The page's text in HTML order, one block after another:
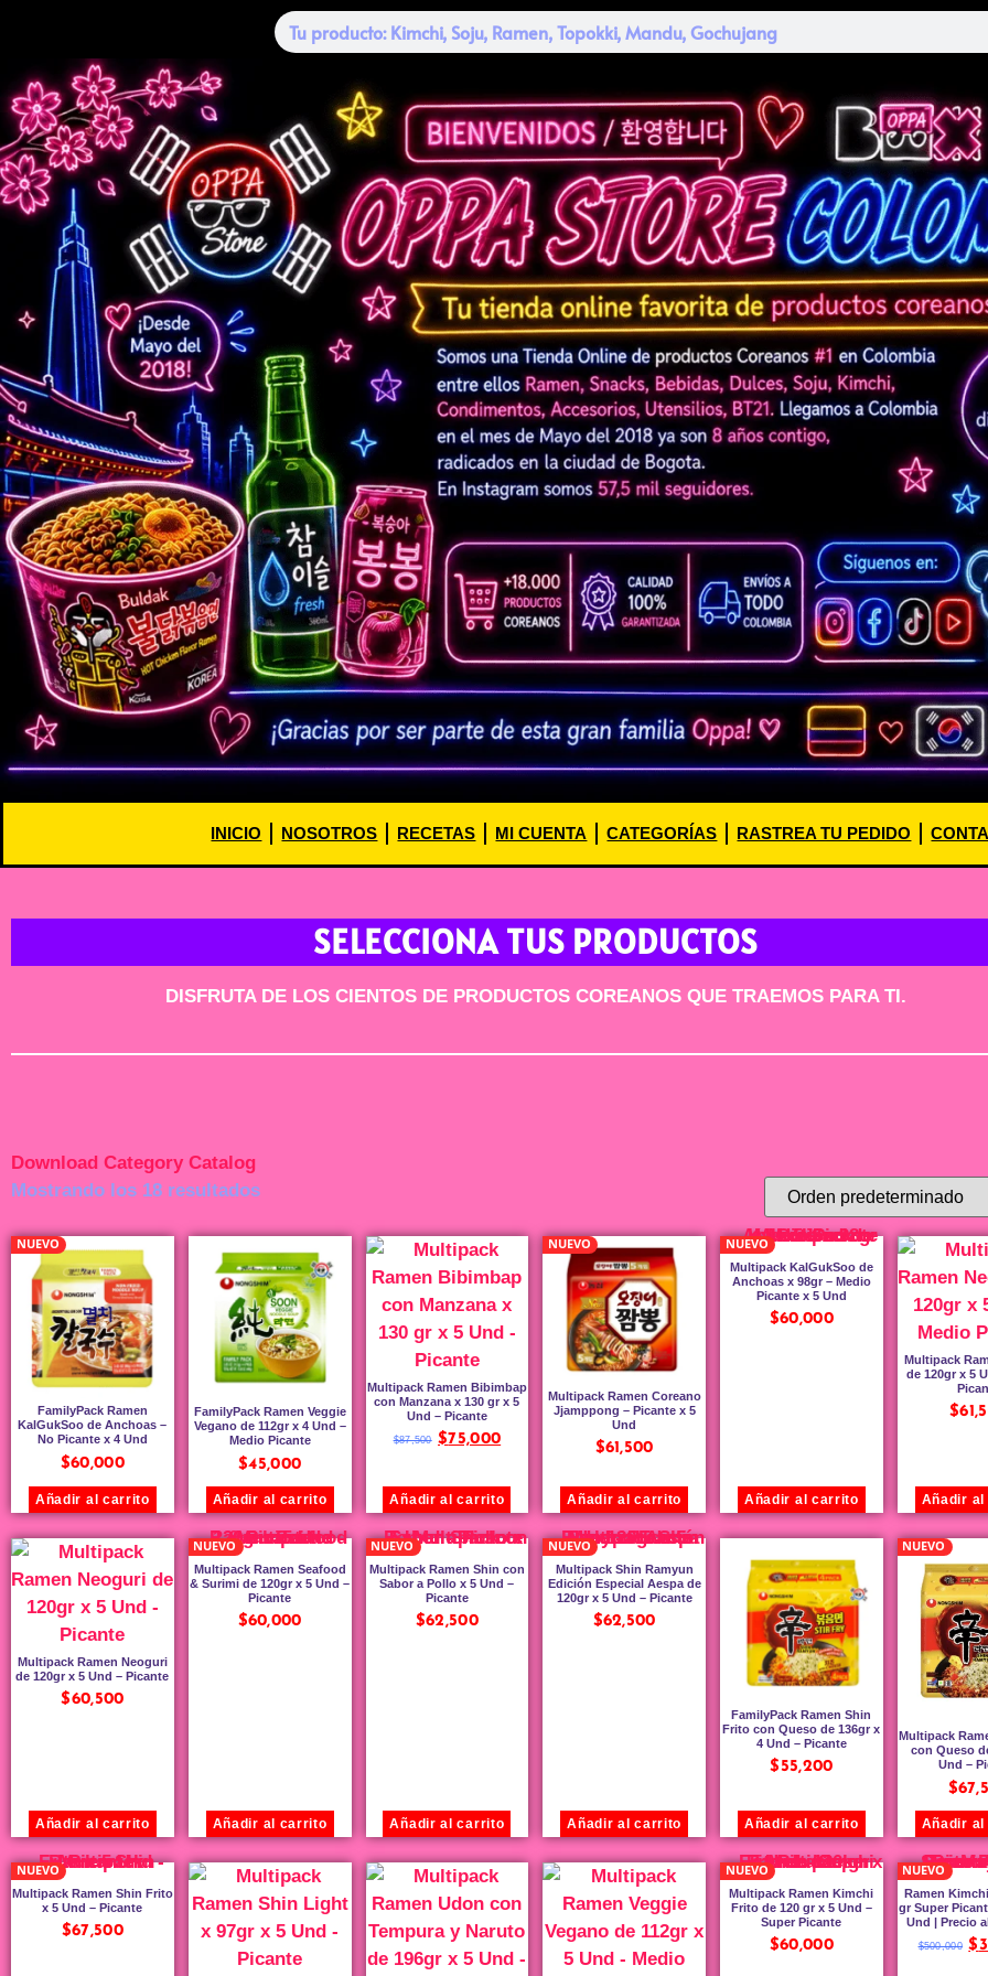
INICIO NOSOTROS RECETAS MI CUENTA CATEGORÍAS RASTREA TU PEDIDO
SELECCIONA TUS PRODUCTOS
DISFRUTA DE LOS CIENTOS DE PRODUCTOS COREANOS QUE TRAEMOS PARA TI.
Download Category Catalog
Mostrando los 18 resultados
NUEVO
FamilyPack Ramen
KalGukSoo de Anchoas –
No Picante x 4 Und
$60,000
Añadir al carrito
FamilyPack Ramen Veggie
Vegano de 112gr x 4 Und –
Medio Picante
$45,000
Añadir al carrito
Multipack Ramen Bibimbap
con Manzana x 130 gr x 5
Und – Picante
$87,500 $75,000
Añadir al carrito
NUEVO
Multipack Ramen Coreano
Jjamppong – Picante x 5
Und
$61,500
Añadir al carrito
NUEVO
Multipack KalGukSoo de
Anchoas x 98gr – Medio
Picante x 5 Und
$60,000
Añadir al carrito
Multipack
de 120gr x 5
$
Añadir
Multipack Ramen Neoguri
de 120gr x 5 Und – Picante
$60,500
Añadir al carrito
NUEVO
Multipack Ramen Seafood
& Surimi de 120gr x 5 Und –
Picante
$60,000
Añadir al carrito
NUEVO
Multipack Ramen Shin con
Sabor a Pollo x 5 Und –
Picante
$62,500
Añadir al carrito
NUEVO
Multipack Shin Ramyun
Edición Especial Aespa de
120gr x 5 Und – Picante
$62,500
Añadir al carrito
FamilyPack Ramen Shin
Frito con Queso de 136gr x
4 Und – Picante
$55,200
Añadir al carrito
NUEVO
Multipack
con Queso
Und –
$
Añadir
NUEVO
Multipack Ramen Shin Frito
x 5 Und – Picante
$67,500
NUEVO
Multipack Ramen Kimchi
Frito de 120 gr x 5 Und –
Super Picante
$60,000
NUEVO
Ramen
gr Super
Und | Precio
$500,000 $